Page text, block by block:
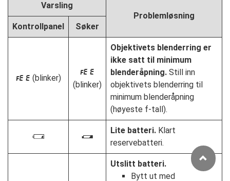
Varsling
Problemløsning
Kontrollpanel
Søker
B (blinker)
B
(blinker)
Objektivets blenderring er
ikke satt til minimum
blenderåpning. Still inn
objektivets blenderring til
minimum blenderåpning
(høyeste f-tall).
H d
Lite batteri. Klart
reservebatteri.
Utslitt batteri.
Bytt ut med